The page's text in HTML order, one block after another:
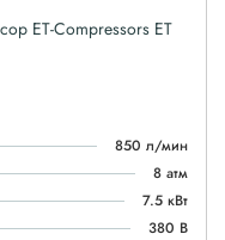
ET-Compressors ET
850 л/мин
8 атм
7.5 кВт
380 В